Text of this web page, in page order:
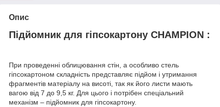
Опис
Підйомник для гіпсокартону CHAMPION :
При проведенні облицювання стін, а особливо стель
гіпсокартоном складність представляє підйом і утримання
фрагментів матеріалу на висоті, так як його листи мають
вагою від 7 до 9,5 кг. Для цього і потрібен спеціальний
механізм – підйомник для гіпсокартону.